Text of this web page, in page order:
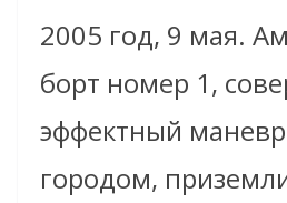
2005 год, 9 мая.
борт номер 1,
эффектный
городом,